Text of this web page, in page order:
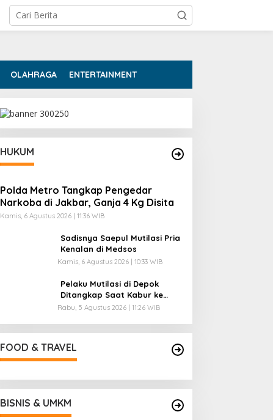
OLAHRAGA ENTERTAINMENT
HUKUM
Polda Metro Tangkap Pengedar
Narkoba di Jakbar, Ganja 4 Kg Disita
Kamis, 6 Agustus 2026 | 11:36 WIB
Sadisnya Saepul Mutilasi Pria
Kenalan di Medsos
Kamis, 6 Agustus 2026 | 10:33 WIB
Pelaku Mutilasi di Depok
Ditangkap Saat Kabur ke
Pandeglang
Rabu, 5 Agustus 2026 | 11:26 WIB
FOOD & TRAVEL
BISNIS & UMKM